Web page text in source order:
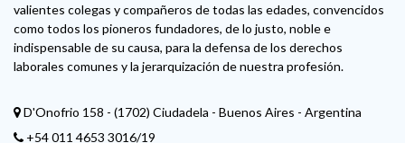
valientes colegas y compañeros de todas las edades, convencidos
como todos los pioneros fundadores, de lo justo, noble e
indispensable de su causa, para la defensa de los derechos
laborales comunes y la jerarquización de nuestra profesión.
D'Onofrio 158 - (1702) Ciudadela - Buenos Aires - Argentina
+54 011 4653 3016/19